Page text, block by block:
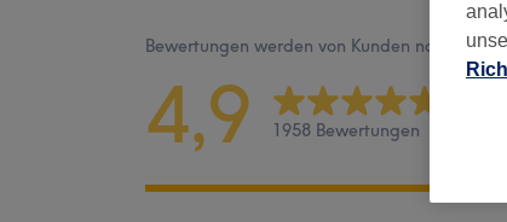
Bewertungen werden von Kunden nach
4,9 1958 Bewertungen